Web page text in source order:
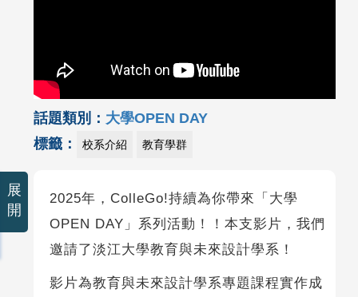
話題類別： 大學OPEN DAY
標籤：
校系介紹 教育學群
2025年，ColleGo!持續為你帶來「大學
OPEN DAY」系列活動！！本支影片，我們
邀請了淡江大學教育與未來設計學系！
影片為教育與未來設計學系專題課程實作成
展
開